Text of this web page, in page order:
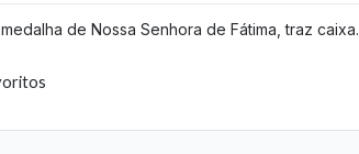
de Nossa Senhora de Fátima, traz caixa.